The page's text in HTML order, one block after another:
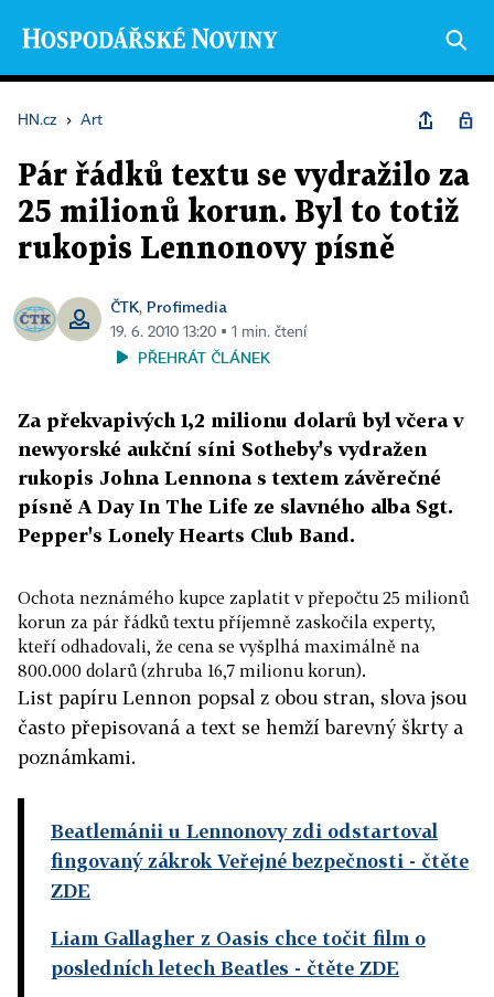
HN.cz › Art
Pár řádků textu se vydražilo za
25 milionů korun. Byl to totiž
rukopis Lennonovy písně
ČTK, Profimedia
19. 6. 2010 13:20 ▪ 1 min. čtení
PŘEHRÁT ČLÁNEK
Za překvapivých 1,2 milionu dolarů byl včera v
newyorské aukční síni Sotheby's vydražen
rukopis Johna Lennona s textem závěrečné
písně A Day In The Life ze slavného alba Sgt.
Pepper's Lonely Hearts Club Band.
Ochota neznámého kupce zaplatit v přepočtu 25 milionů
korun za pár řádků textu příjemně zaskočila experty,
kteří odhadovali, že cena se vyšplhá maximálně na
800.000 dolarů (zhruba 16,7 milionu korun).
List papíru Lennon popsal z obou stran, slova jsou
často přepisovaná a text se hemží barevný škrty a
poznámkami.
Beatlemánii u Lennonovy zdi odstartoval
fingovaný zákrok Veřejné bezpečnosti - čtěte
ZDE
Liam Gallagher z Oasis chce točit film o
posledních letech Beatles - čtěte ZDE